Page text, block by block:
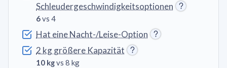
Schleudergeschwindigkeitsoptionen
6vs 4
Hat eine Nacht-/Leise-Option
2 kg größere Kapazität
10 kgvs 8 kg